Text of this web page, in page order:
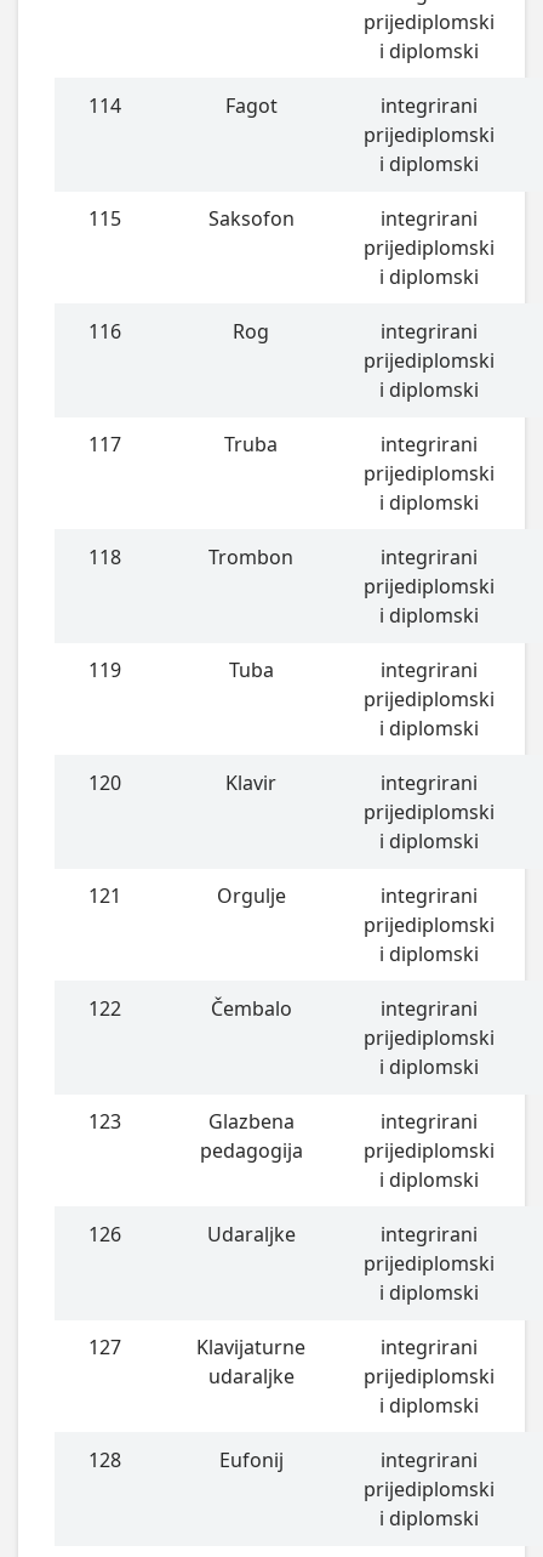
prijediplomski
i diplomski
114 Fagot
integrirani
prijediplomski
i diplomski
115 Saksofon
integrirani
prijediplomski
i diplomski
116 Rog
integrirani
prijediplomski
i diplomski
117 Truba
integrirani
prijediplomski
i diplomski
118 Trombon
integrirani
prijediplomski
i diplomski
119 Tuba
integrirani
prijediplomski
i diplomski
120 Klavir
integrirani
prijediplomski
i diplomski
121 Orgulje
integrirani
prijediplomski
i diplomski
122 Čembalo
integrirani
prijediplomski
i diplomski
123
Glazbena
pedagogija
integrirani
prijediplomski
i diplomski
126 Udaraljke
integrirani
prijediplomski
i diplomski
127
Klavijaturne
udaraljke
integrirani
prijediplomski
i diplomski
128 Eufonij
integrirani
prijediplomski
i diplomski